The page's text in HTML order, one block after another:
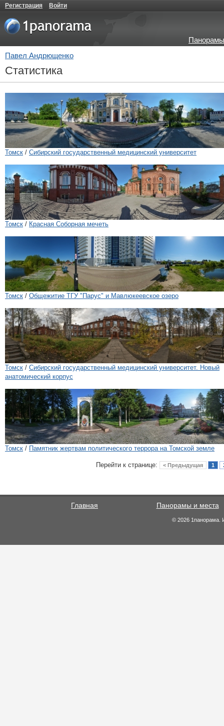
Регистрация Войти
Павел Андрющенко
Статистика
Томск / Сибирский государственный медицинский университет
Томск / Красная Соборная мечеть
Томск / Общежитие ТГУ "Парус" и Мавлюкеевское озеро
Томск / Сибирский государственный медицинский университет. Новый
анатомический корпус
Томск / Памятник жертвам политического террора на Томской земле
Перейти к странице: < Предыдущая 1
Главная Панорамы и места
© 2026 1панорама.